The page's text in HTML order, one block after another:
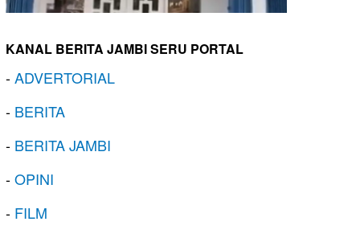
KANAL BERITA JAMBI SERU PORTAL
-ADVERTORIAL
- BERITA
- BERITA JAMBI
-OPINI
- FILM